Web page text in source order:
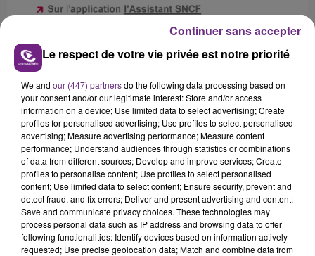
Trains
Crédit :Trains
FIL D'ACTU
Le respect de votre vie privée est notre priorité
We and our (447) partnersdo the following data processing based on
your consent and/or our legitimate interest: Store and/or access
information on a device; Use limited data to select advertising; Create
profiles for personalised advertising; Use profiles to select personalised
advertising; Measure advertising performance; Measure content
performance; Understand audiences through statistics or combinations
of data from different sources; Develop and improve services; Create
profiles to personalise content; Use profiles to select personalised
content; Use limited data to select content; Ensure security, prevent and
detect fraud, and fix errors; Deliver and present advertising and content;
Save and communicate privacy choices. These technologies may
process personal data such as IP address and browsing data to offer
following functionalities: Identify devices based on information actively
requested; Use precise geolocation data; Match and combine data from
Continuer sans accepter